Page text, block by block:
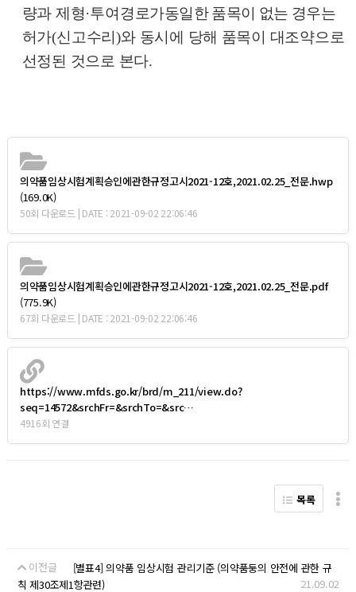
량과 제형·투여경로가동일한 품목이 없는 경우는
허가(신고수리)와 동시에 당해 품목이 대조약으로
선정된 것으로 본다.
의약품임상시험계획승인에관한규정고시2021-12호,2021.02.25_전문.hwp
(169.0K)
50회 다운로드 | DATE : 2021-09-02 22:06:46
의약품임상시험계획승인에관한규정고시2021-12호,2021.02.25_전문.pdf
(775.9K)
67회 다운로드 | DATE : 2021-09-02 22:06:46
https://www.mfds.go.kr/brd/m_211/view.do?
seq=14572&srchFr=&srchTo=&src…
4916회 연결
목록
이전글
[별표4] 의약품 임상시험 관리기준 (의약품둥의 안전에 관한 규
칙 제30조제1항관련)
21.09.02